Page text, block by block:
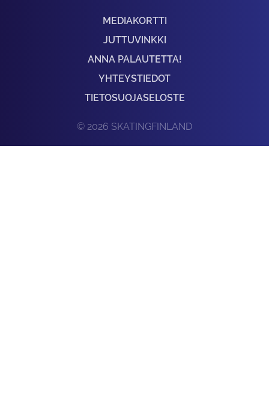
MEDIAKORTTI
JUTTUVINKKI
ANNA PALAUTETTA!
YHTEYSTIEDOT
TIETOSUOJASELOSTE
© 2026 SKATINGFINLAND